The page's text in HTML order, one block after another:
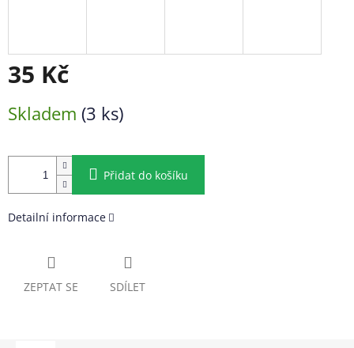
35 Kč
cena:
Skladem (3 ks)
Přidat do košíku
Detailní informace
ZEPTAT SE SDÍLET